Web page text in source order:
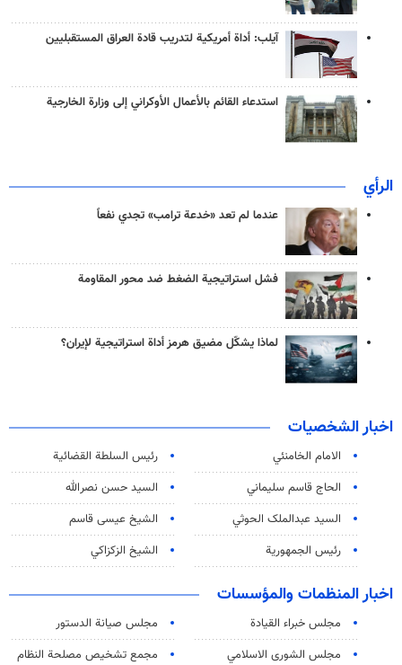
آيلب: أداة أمريكية لتدريب قادة العراق المستقبليين
استدعاء القائم بالأعمال الأوكراني إلى وزارة الخارجية
الرأي
عندما لم تعد «خدعة ترامب» تجدي نفعاً
فشل استراتيجية الضغط ضد محور المقاومة
لماذا يشكّل مضيق هرمز أداة استراتيجية لإيران؟
اخبار الشخصيات
الامام الخامنئي
رئیس السلطة القضائیة
الحاج قاسم سليماني
السيد حسن نصرالله
السید عبدالملک الحوثي
الشيخ عيسى قاسم
رئيس الجمهورية
الشيخ الزكزاكي
اخبار المنظمات والمؤسسات
مجلس خبراء القيادة
مجلس صيانة الدستور
مجلس الشورى الاسلامي
مجمع تشخيص مصلحة النظام